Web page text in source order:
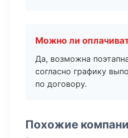
Можно ли
Да, возможна
согласно графику
по договору.
Похожие